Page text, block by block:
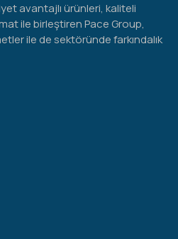
avantajlı ürünleri, kaliteli
ile birleştiren Pace Group,
ile de sektöründe farkındalık